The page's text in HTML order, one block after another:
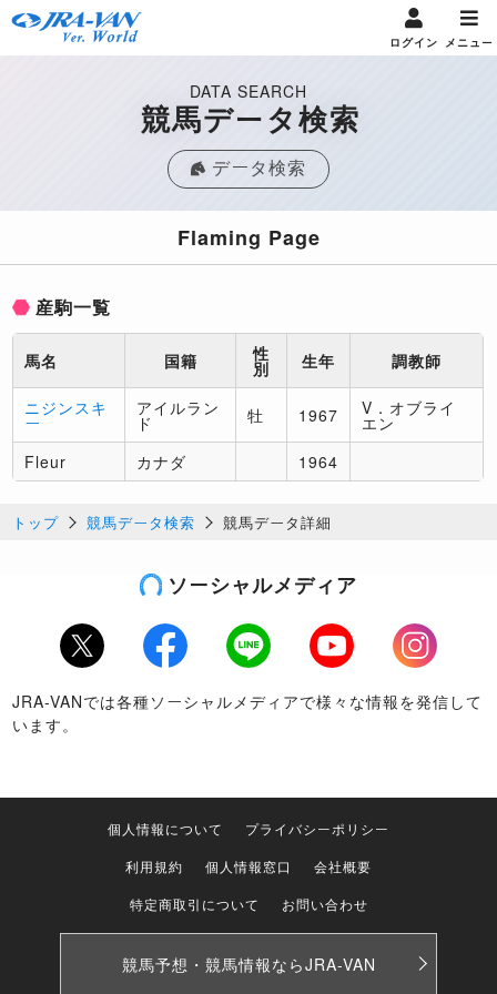
ログイン メニュー
DATA SEARCH
競馬データ検索
データ検索
Flaming Page
産駒一覧
馬名 国籍 性
別 生年 調教師
ニジンスキ
ー
アイルラン
ド 牡 1967 V．オブライ
エン
Fleur
カナダ 1964
トップ 競馬データ検索 競馬データ詳細
ソーシャルメディア
Twitter Facebook LINE Youtube
Instagram
JRA-VANでは各種ソーシャルメディアで様々な情報を発信して
います。
個人情報について
プライバシーポリシー
利用規約
個人情報窓口
会社概要
特定商取引について
お問い合わせ
競馬予想・競馬情報ならJRA-VAN